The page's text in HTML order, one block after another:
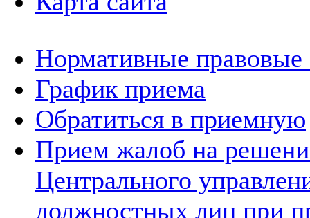
Нормативные правовые
График приема
Обратиться в приемную
Прием жалоб на
Центрального
должностных лиц при